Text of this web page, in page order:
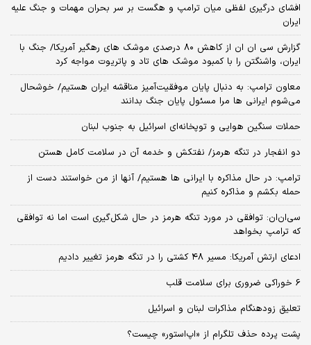
افشای درگیری لفظی میان ترامپ و هگست بر سر بحران مهمات و جنگ علیه
ایران
گزارش سی ان ان از کاهش ۸۰ درصدی موشک های رهگیر آمریکا/ جنگ با
ایران، واشنگتن را با کمبود موشک های تاد و پاتریوت مواجه کرد
معاون ترامپ: به دنبال پایان موفقیت‌آمیز مناقشه ایران هستیم/ خوشحال
می‌شوم ایرانی ها مرا مسئول پایان جنگ بدانند
حملات سنگین هوایی و توپخانه‌ای اسرائیل به جنوب لبنان
دو انفجار در تنگه هرمز/ نفتکش و خدمه آن در سلامت کامل هستن
ترامپ: در حال مذاکره با ایرانی ها هستیم/ آنها از من خواستند دست از
حمله بکشم و مذاکره کنیم
سی‌ان‌ان: توافقی در مورد تنگه هرمز در حال شکل‌گیری است اما نه توافقی
که ترامپ بخواهد
ادعای ارتش آمریکا: مسیر ۴۸ کشتی را در تنگه هرمز تغییر دادیم
6 خوراکی ضروری برای سلامت قلب
تعلیق زودهنگام مذاکرات لبنان و اسرائیل
پشت پرده حذف تلگرام از «اپ‌استور» چیست؟